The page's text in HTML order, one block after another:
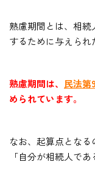
熟慮期間とは、相
するために与えられ
熟慮期間は、 民法第
められています。
なお、起算点とな
「自分が相続人で